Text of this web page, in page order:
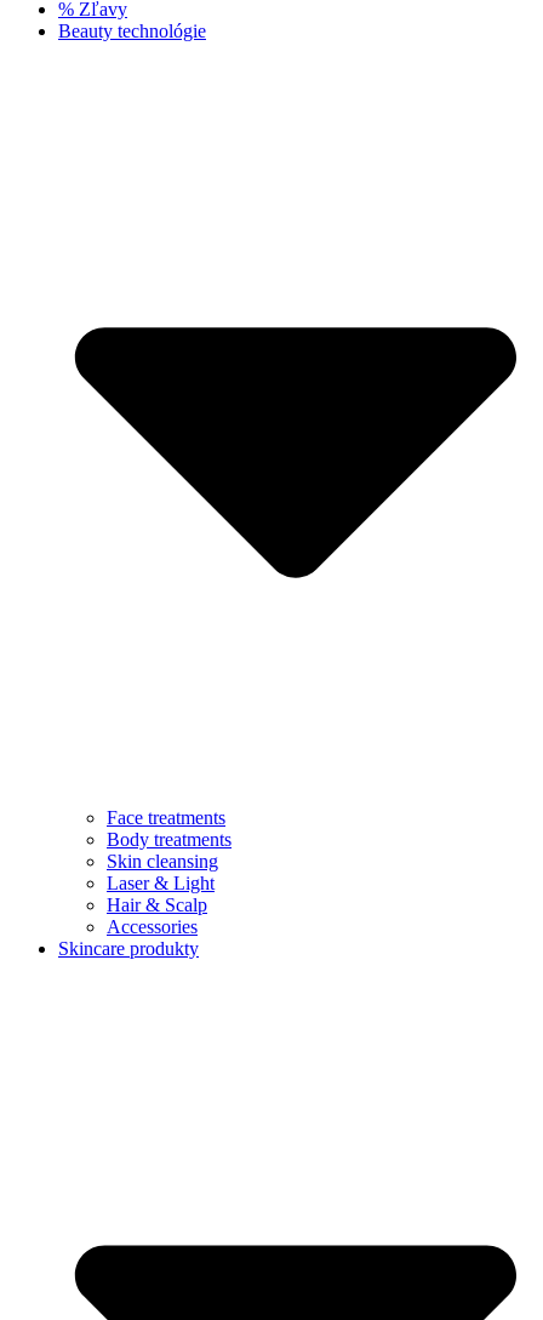
% Zľavy
Beauty technológie
Face treatments
Body treatments
Skin cleansing
Laser & Light
Hair & Scalp
Accessories
Skincare produkty